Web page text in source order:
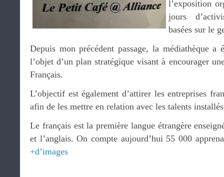
l’exposition
jours
basées sur le
Depuis mon précédent passage, la médiathèque a
l’objet d’un plan stratégique visant à encourager
Français.
L’objectif est également d’attirer les entreprises
afin de les mettre en relation avec les talents
Le français est la première langue étrangère
et l’anglais. On compte aujourd’hui 55 000
+d’images